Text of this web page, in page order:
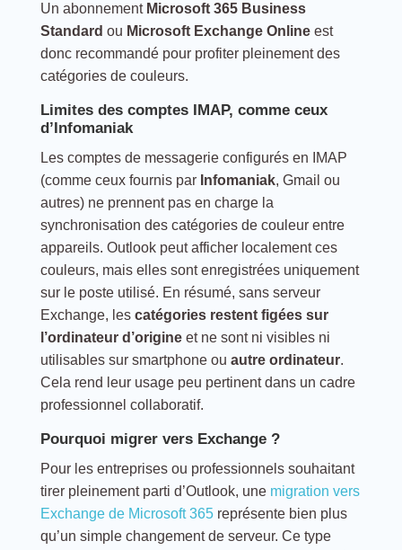
Un abonnement Microsoft 365 Business
Standard ou Microsoft Exchange Onlineest
donc recommandé pour profiter pleinement des
catégories de couleurs.
Limites des comptes IMAP, comme ceux
d’Infomaniak
Les comptes de messagerie configurés en IMAP
(comme ceux fournis par Infomaniak, Gmail ou
autres) ne prennent pas en charge la
synchronisation des catégories de couleur entre
appareils. Outlook peut afficher localement ces
couleurs, mais elles sont enregistrées uniquement
sur le poste utilisé. En résumé, sans serveur
Exchange, les catégories restent figées sur
l’ordinateur d’origineet ne sont ni visibles ni
utilisables sur smartphone ou autre ordinateur.
Cela rend leur usage peu pertinent dans un cadre
professionnel collaboratif.
Pourquoi migrer vers Exchange ?
Pour les entreprises ou professionnels souhaitant
tirer pleinement parti d’Outlook, une migration vers
Exchange de Microsoft 365représente bien plus
qu’un simple changement de serveur. Ce type